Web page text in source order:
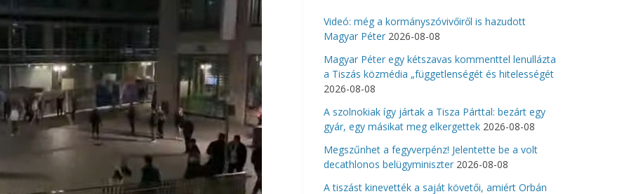
Videó: még a kormányszóvivőiről is hazudott
Magyar Péter 2026-08-08
Magyar Péter egy kétszavas kommenttel lenullázta
a Tiszás közmédia „függetlenségét és hitelességét
2026-08-08
A szolnokiak így jártak a Tisza Párttal: bezárt egy
gyár, egy másikat meg elkergettek 2026-08-08
Megszűnhet a fegyverpénz! Jelentette be a volt
decathlonos belügyminiszter 2026-08-08
A tiszást kinevették a saját követői, amiért Orbán